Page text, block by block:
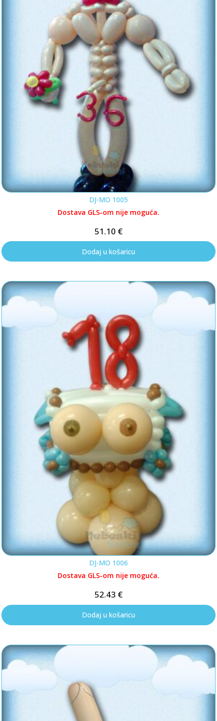
DJ-MO 1005
Dostava GLS-om nije moguća.
51.10 €
Dodaj u košaricu
DJ-MO 1006
Dostava GLS-om nije moguća.
52.43 €
Dodaj u košaricu